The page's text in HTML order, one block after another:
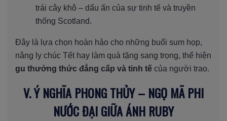
trái cây khô – dấu ấn của sự tinh tế và truyền
thống Scotland.
Đây là lựa chọn hoàn hảo cho những buổi sum họp,
nâng ly chúc Tết hay làm quà tặng sang trọng, thể hiện
gu thưởng thức đẳng cấp và tinh tế của người trao.
V. Ý NGHĨA PHONG THỦY – NGỌ MÃ PHI
NƯỚC ĐẠI GIỮA ÁNH RUBY